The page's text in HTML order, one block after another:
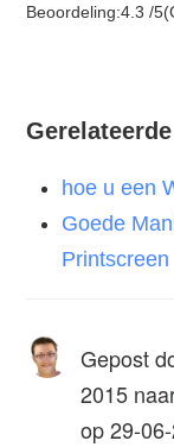
Beoordeling:4.3 /5
hoe u een
Goede
Printscreen
Gepost
2015
op 29-